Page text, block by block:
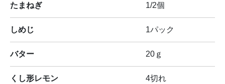
たまねぎ 1/2個
しめじ 1パック
バター 20ｇ
くし形レモン 4切れ